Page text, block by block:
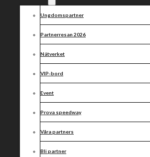
Ungdomspartner
Partnerresan 2026
Nätverket
VIP-bord
Event
Prova speedway
Våra partners
Bli partner
kvartsfinalen